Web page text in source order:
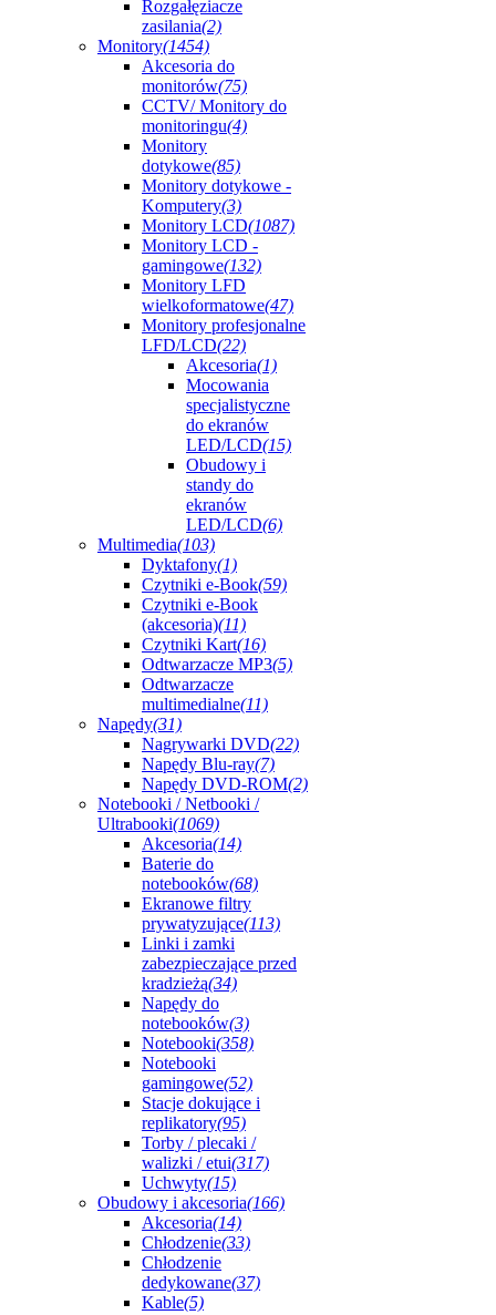
Rozgałęziacze
zasilania(2)
Monitory(1454)
Akcesoria do
monitorów(75)
CCTV/ Monitory do
monitoringu(4)
Monitory
dotykowe(85)
Monitory dotykowe -
Komputery(3)
Monitory LCD(1087)
Monitory LCD -
gamingowe(132)
Monitory LFD
wielkoformatowe(47)
Monitory profesjonalne
LFD/LCD(22)
Akcesoria(1)
Mocowania
specjalistyczne
do ekranów
LED/LCD(15)
Obudowy i
standy do
ekranów
LED/LCD(6)
Multimedia(103)
Dyktafony(1)
Czytniki e-Book(59)
Czytniki e-Book
(akcesoria)(11)
Czytniki Kart(16)
Odtwarzacze MP3(5)
Odtwarzacze
multimedialne(11)
Napędy(31)
Nagrywarki DVD(22)
Napędy Blu-ray(7)
Napędy DVD-ROM(2)
Notebooki / Netbooki /
Ultrabooki(1069)
Akcesoria(14)
Baterie do
notebooków(68)
Ekranowe filtry
prywatyzujące(113)
Linki i zamki
zabezpieczające przed
kradzieżą(34)
Napędy do
notebooków(3)
Notebooki(358)
Notebooki
gamingowe(52)
Stacje dokujące i
replikatory(95)
Torby / plecaki /
walizki / etui(317)
Uchwyty(15)
Obudowy i akcesoria(166)
Akcesoria(14)
Chłodzenie(33)
Chłodzenie
dedykowane(37)
Kable(5)